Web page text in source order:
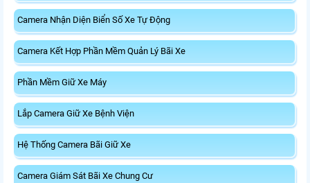
Camera Nhận Diện Biển Số Xe Tự Động
Camera Kết Hợp Phần Mềm Quản Lý Bãi Xe
Phần Mềm Giữ Xe Máy
Lắp Camera Giữ Xe Bệnh Viện
Hệ Thống Camera Bãi Giữ Xe
Camera Giám Sát Bãi Xe Chung Cư